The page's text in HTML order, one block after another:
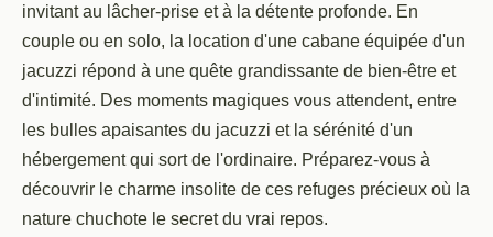
15 avril 2024 • 6 min de lecture
invitant au lâcher-prise et à la détente profonde. En
couple ou en solo, la location d'une cabane équipée d'un
jacuzzi répond à une quête grandissante de bien-être et
d'intimité. Des moments magiques vous attendent, entre
les bulles apaisantes du jacuzzi et la sérénité d'un
hébergement qui sort de l'ordinaire. Préparez-vous à
découvrir le charme insolite de ces refuges précieux où la
nature chuchote le secret du vrai repos.